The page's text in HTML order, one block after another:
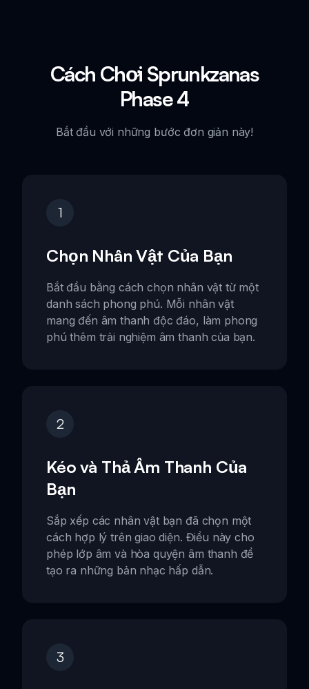
Cách Chơi Sprunkzanas
Phase 4
Bắt đầu với những bước đơn giản này!
1
Chọn Nhân Vật Của Bạn
Bắt đầu bằng cách chọn nhân vật từ một
danh sách phong phú. Mỗi nhân vật
mang đến âm thanh độc đáo, làm phong
phú thêm trải nghiệm âm thanh của bạn.
2
Kéo và Thả Âm Thanh Của
Bạn
Sắp xếp các nhân vật bạn đã chọn một
cách hợp lý trên giao diện. Điều này cho
phép lớp âm và hòa quyện âm thanh để
tạo ra những bản nhạc hấp dẫn.
3